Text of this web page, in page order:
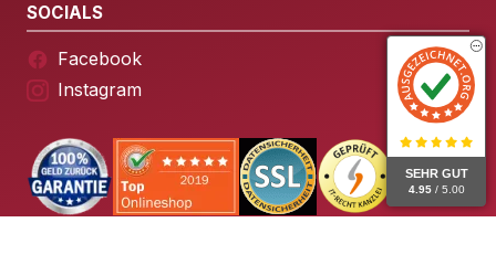
SOCIALS
Facebook
Instagram
SEHR GUT
4.95 / 5.00